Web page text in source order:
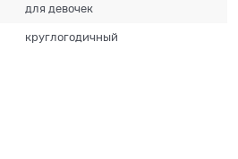
для девочек
круглогодичный